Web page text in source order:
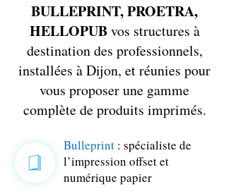
BULLEPRINT, PROETRA,
HELLOPUBvos structures à
destination des professionnels,
installées à Dijon, et réunies pour
vous proposer une gamme
complète de produits imprimés.
Bulleprint : spécialiste de
l’impression offset et
numérique papier